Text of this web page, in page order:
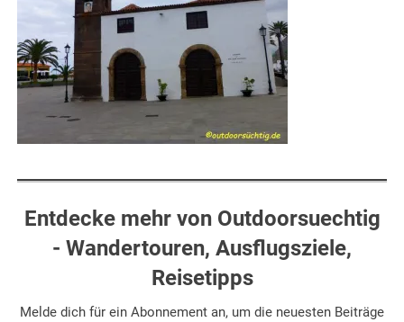
Entdecke mehr von Outdoorsuechtig
- Wandertouren, Ausflugsziele,
Reisetipps
Melde dich für ein Abonnement an, um die neuesten Beiträge